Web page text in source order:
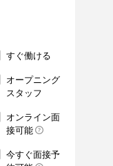
すぐ働ける
オープニング
スタッフ
オンライン面
接可能
今すぐ面接予